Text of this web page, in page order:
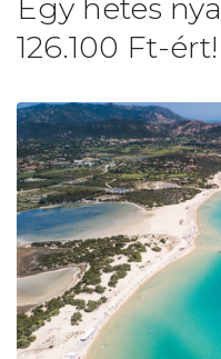
Egy hetes
126.100 Ft-ért!